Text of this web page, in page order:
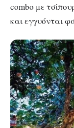
combo με
και εγγυόνται